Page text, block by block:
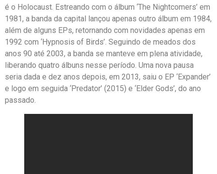
é o Holocaust. Estreando com o álbum ‘The Nightcomers’ em
1981, a banda da capital lançou apenas outro álbum em 1984,
além de alguns EPs, retornando com novidades apenas em
1992 com ‘Hypnosis of Birds’. Seguindo de meados dos
anos 90 até 2003, a banda se manteve em plena atividade,
liberando quatro álbuns nesse período. Uma nova pausa
seria dada e dez anos depois, em 2013, saiu o EP ‘Expander’
e logo em seguida ‘Predator’ (2015) e ‘Elder Gods’, do ano
passado.